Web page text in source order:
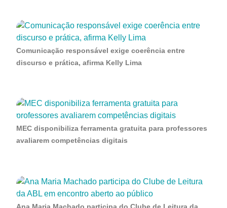
Comunicação responsável exige coerência entre
discurso e prática, afirma Kelly Lima
MEC disponibiliza ferramenta gratuita para professores
avaliarem competências digitais
Ana Maria Machado participa do Clube de Leitura da